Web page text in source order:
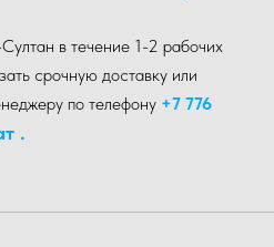
в течение 1-2 рабочих
срочную доставку или
по телефону +7 776
.